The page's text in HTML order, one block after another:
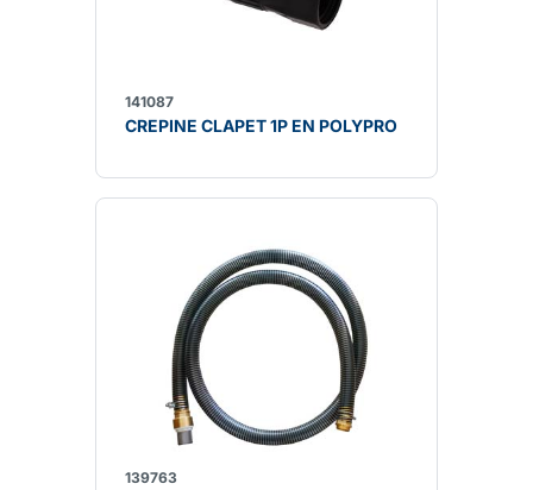
141087
CREPINE CLAPET 1P EN POLYPRO
139763